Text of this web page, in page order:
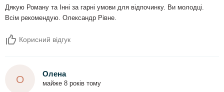
Дякую Роману та Інні за гарні умови для відпочинку. Ви молодці.
Всім рекомендую. Олександр Рівне.
Корисний відгук
О Олена
майже 8 років тому